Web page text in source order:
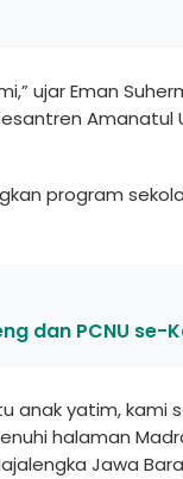
ujar Eman
Amanatul
program
dan PCNU
yatim, kami
halaman
Jawa